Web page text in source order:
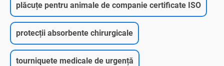
plăcuțe pentru animale de companie certificate ISO
protecții absorbente chirurgicale
tourniquete medicale de urgență